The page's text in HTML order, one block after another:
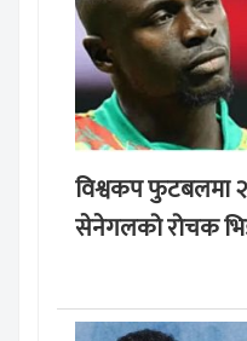
विश्वकप फुटबलमा
सेनेगलको रोचक